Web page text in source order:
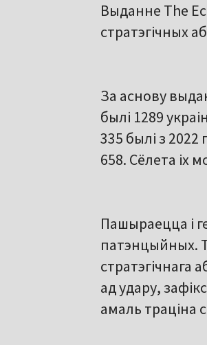
Выданне The
стратэгічных
За аснову
былі 1289
335 былі з 2022
658. Сёлета іх
Пашыраецца і
патэнцыйных.
стратэгічнага
ад удару,
амаль траціна